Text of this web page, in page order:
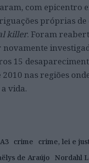
com epicentro
próprias de
killer. Foram
15
nas regiões
vida.
crime
crime, lei e
de Araújo
Nordahl